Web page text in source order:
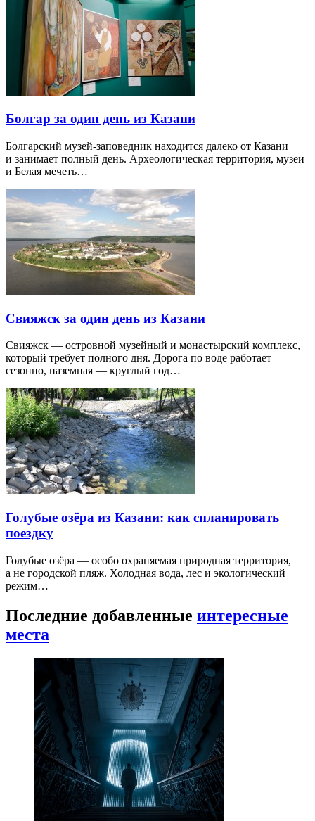
Болгар за один день из Казани
Болгарский музей-заповедник находится далеко от Казани
и занимает полный день. Археологическая территория, музеи
и Белая мечеть…
Свияжск за один день из Казани
Свияжск — островной музейный и монастырский комплекс,
который требует полного дня. Дорога по воде работает
сезонно, наземная — круглый год…
Голубые озёра из Казани: как спланировать
поездку
Голубые озёра — особо охраняемая природная территория,
а не городской пляж. Холодная вода, лес и экологический
режим…
Последние добавленные интересные
места